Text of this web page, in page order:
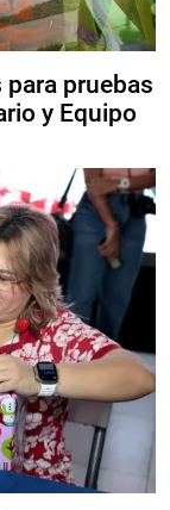
pruebas
y Equipo